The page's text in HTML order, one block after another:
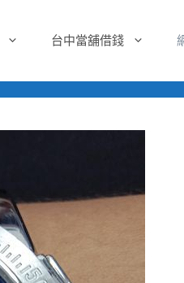
台中當舖借錢